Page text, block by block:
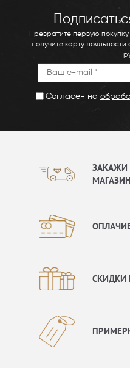
Превратите первую
получите карту лояльности
Согласен на
ЗАКАЖИ
СКИДКИ